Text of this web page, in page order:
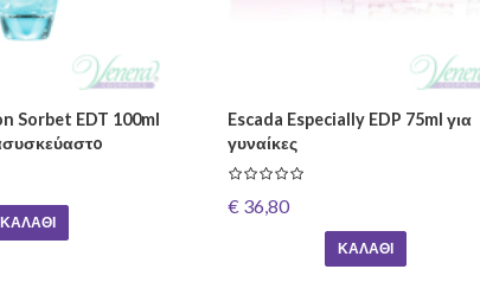
Sorbet EDT 100ml
ΚΑΛΆΘΙ
Escada Especially EDP 75ml για
γυναίκες
€ 36,80
ΚΑΛΆΘΙ